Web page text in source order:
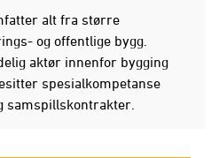
alt fra større
og offentlige bygg.
aktør innenfor bygging
spesialkompetanse
samspillskontrakter.